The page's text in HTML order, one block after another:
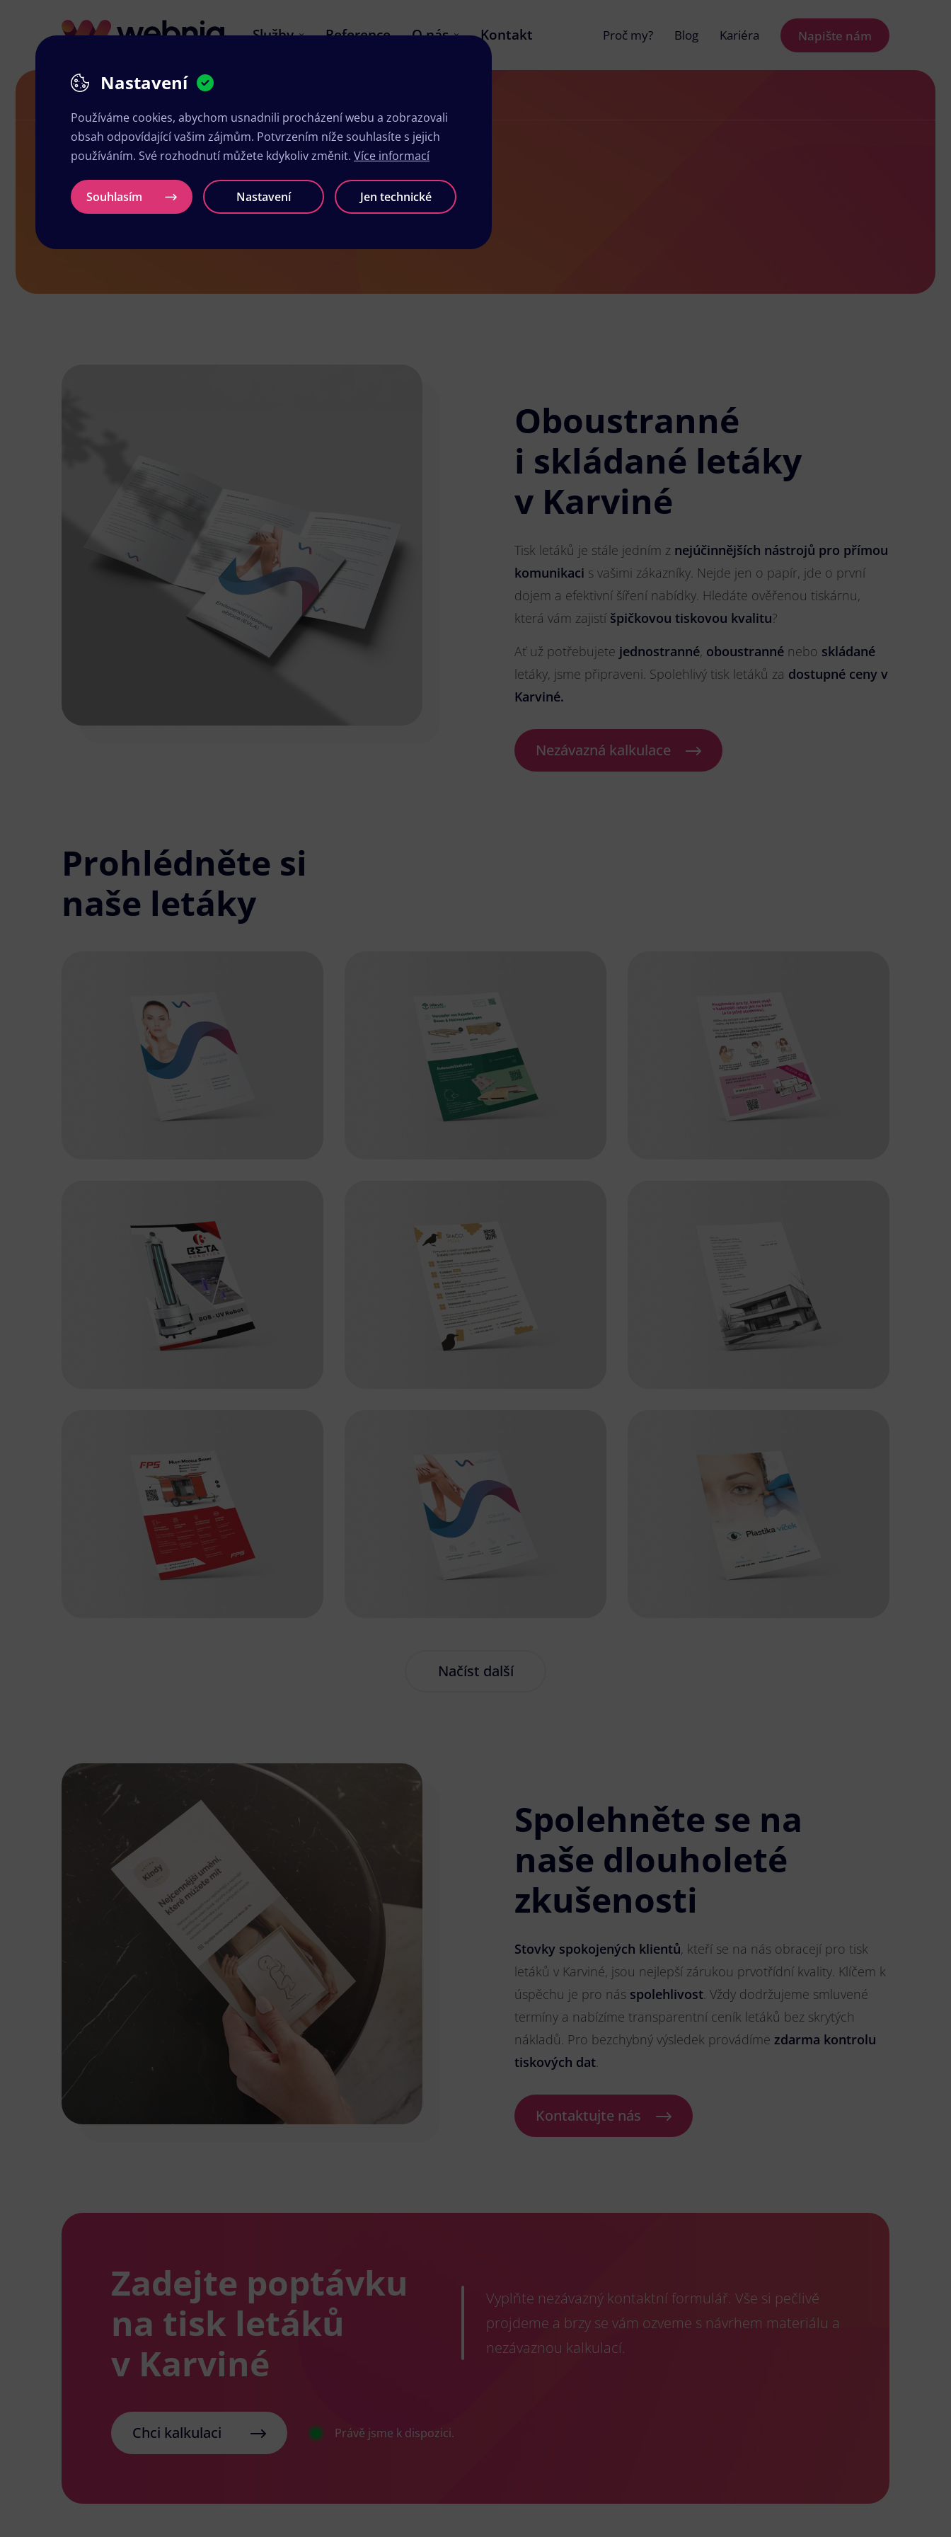
Služby Reference O nás Kontakt Proč my? Blog Kariéra Napište nám
Letáky v Karviné
Oboustranné
i skládané letáky
v Karviné
Tisk letáků je stále jedním z nejúčinnějších nástrojů pro přímou
komunikaci s vašimi zákazníky. Nejde jen o papír, jde o první
dojem a efektivní šíření nabídky. Hledáte ověřenou tiskárnu,
která vám zajistí špičkovou tiskovou kvalitu?
Ať už potřebujete jednostranné, oboustranné nebo skládané
letáky, jsme připraveni. Spolehlivý tisk letáků za dostupné ceny v
Karviné.
Nezávazná kalkulace
Prohlédněte si
naše letáky
Načíst další
Spolehněte se na
naše dlouholeté
zkušenosti
Stovky spokojených klientů, kteří se na nás obracejí pro tisk
letáků v Karviné, jsou nejlepší zárukou prvotřídní kvality. Klíčem k
úspěchu je pro nás spolehlivost. Vždy dodržujeme smluvené
termíny a nabízíme transparentní ceník letáků bez skrytých
nákladů. Pro bezchybný výsledek provádíme zdarma kontrolu
tiskových dat.
Kontaktujte nás
Zadejte poptávku
na tisk letáků
v Karviné
Vyplňte nezávazný kontaktní formulář. Vše si pečlivě
projdeme a brzy se vám ozveme s návrhem materiálu a
nezávaznou kalkulací.
Chci kalkulaci Právě jsme k dispozici.
Nastavení
Používáme cookies, abychom usnadnili procházení webu a zobrazovali
obsah odpovídající vašim zájmům. Potvrzením níže souhlasíte s jejich
používáním. Své rozhodnutí můžete kdykoliv změnit. Více informací
Souhlasím Nastavení Jen technické